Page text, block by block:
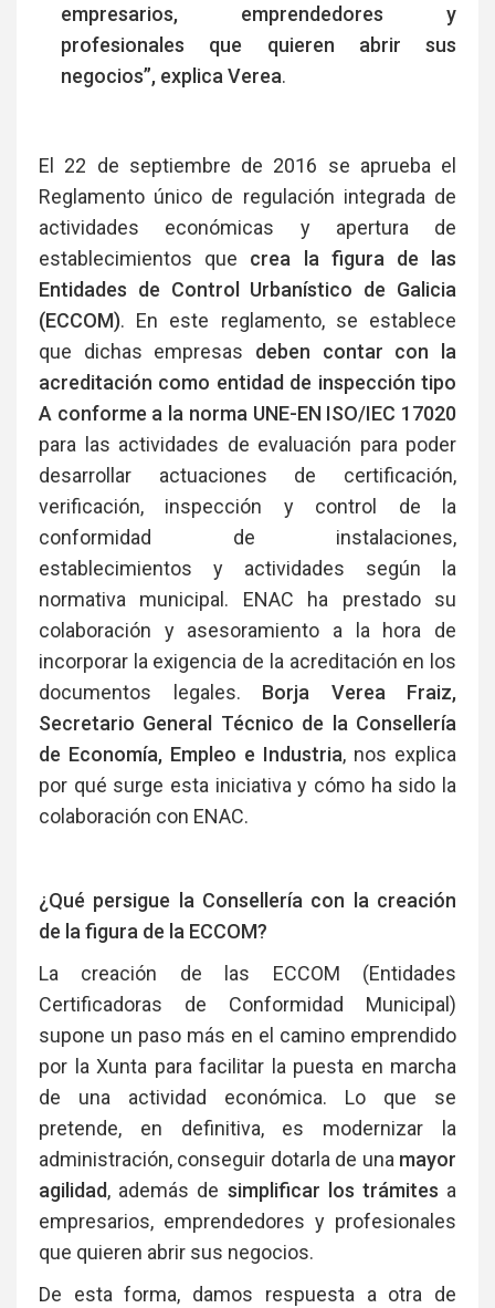
empresarios, emprendedores y
profesionales que quieren abrir sus
negocios”, explica Verea.
El 22 de septiembre de 2016 se aprueba el
Reglamento único de regulación integrada de
actividades económicas y apertura de
establecimientos que crea la figura de las
Entidades de Control Urbanístico de Galicia
(ECCOM). En este reglamento, se establece
que dichas empresas deben contar con la
acreditación como entidad de inspección tipo
A conforme a la norma UNE-EN ISO/IEC 17020
para las actividades de evaluación para poder
desarrollar actuaciones de certificación,
verificación, inspección y control de la
conformidad de instalaciones,
establecimientos y actividades según la
normativa municipal. ENAC ha prestado su
colaboración y asesoramiento a la hora de
incorporar la exigencia de la acreditación en los
documentos legales. Borja Verea Fraiz,
Secretario General Técnico de la Consellería
de Economía, Empleo e Industria, nos explica
por qué surge esta iniciativa y cómo ha sido la
colaboración con ENAC.
¿Qué persigue la Consellería con la creación
de la figura de la ECCOM?
La creación de las ECCOM (Entidades
Certificadoras de Conformidad Municipal)
supone un paso más en el camino emprendido
por la Xunta para facilitar la puesta en marcha
de una actividad económica. Lo que se
pretende, en definitiva, es modernizar la
administración, conseguir dotarla de una mayor
agilidad, además de simplificar los trámites a
empresarios, emprendedores y profesionales
que quieren abrir sus negocios.
De esta forma, damos respuesta a otra de